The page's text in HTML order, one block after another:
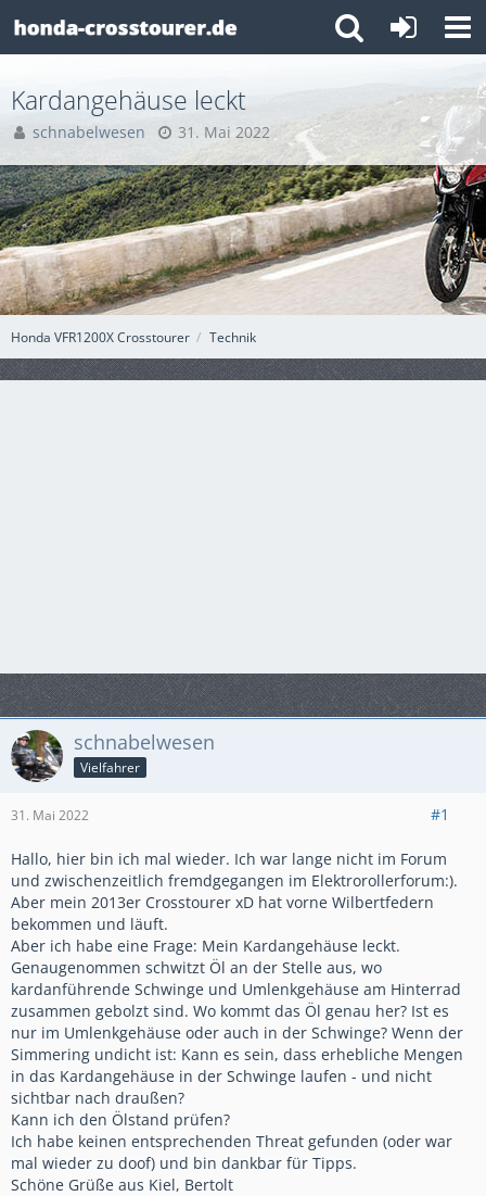
Honda VFR1200X Crosstourer Technik
Kardangehäuse leckt
schnabelwesen 31. Mai 2022
schnabelwesen
Vielfahrer
31. Mai 2022 #1
Hallo, hier bin ich mal wieder. Ich war lange nicht im Forum
und zwischenzeitlich fremdgegangen im Elektrorollerforum:).
Aber mein 2013er Crosstourer xD hat vorne Wilbertfedern
bekommen und läuft.
Aber ich habe eine Frage: Mein Kardangehäuse leckt.
Genaugenommen schwitzt Öl an der Stelle aus, wo
kardanführende Schwinge und Umlenkgehäuse am Hinterrad
zusammen gebolzt sind. Wo kommt das Öl genau her? Ist es
nur im Umlenkgehäuse oder auch in der Schwinge? Wenn der
Simmering undicht ist: Kann es sein, dass erhebliche Mengen
in das Kardangehäuse in der Schwinge laufen - und nicht
sichtbar nach draußen?
Kann ich den Ölstand prüfen?
Ich habe keinen entsprechenden Threat gefunden (oder war
mal wieder zu doof) und bin dankbar für Tipps.
Schöne Grüße aus Kiel, Bertolt